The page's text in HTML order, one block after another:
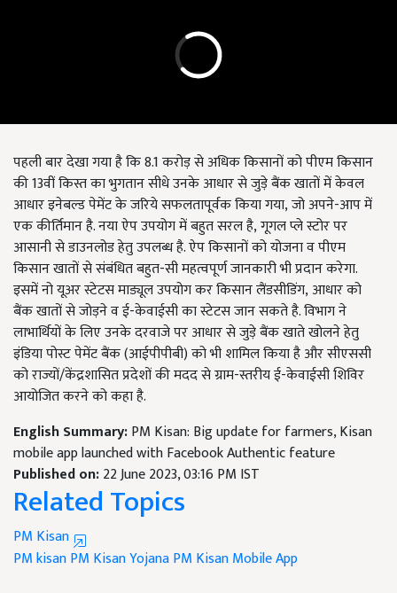
पहली बार देखा गया है कि 8.1 करोड़ से अधिक किसानों को पीएम किसान
की 13वीं किस्त का भुगतान सीधे उनके आधार से जुड़े बैंक खातों में केवल
आधार इनेबल्ड पेमेंट के जरिये सफलतापूर्वक किया गया,जो अपने-आप में
एक कीर्तिमान है. नया ऐप उपयोग में बहुत सरल है,गूगल प्ले स्टोर पर
आसानी से डाउनलोड हेतु उपलब्ध है. ऐप किसानों को योजना व पीएम
किसान खातों से संबंधित बहुत-सी महत्वपूर्ण जानकारी भी प्रदान करेगा.
इसमें नो यूअर स्टेटस माड्यूल उपयोग कर किसान लैंडसीडिंग,आधार को
बैंक खातों से जोड़ने व ई-केवाईसी का स्टेटस जान सकते है. विभाग ने
लाभार्थियों के लिए उनके दरवाजे पर आधार से जुड़े बैंक खाते खोलने हेतु
इंडिया पोस्ट पेमेंट बैंक (आईपीपीबी) को भी शामिल किया है और सीएससी
को राज्यों/केंद्रशासित प्रदेशों की मदद से ग्राम-स्तरीय ई-केवाईसी शिविर
आयोजित करने को कहा है.
English Summary:PM Kisan: Big update for farmers, Kisan
mobile app launched with Facebook Authentic feature
Published on:22 June 2023, 03:16 PM IST
Related Topics
PM Kisan
PM kisanPM Kisan YojanaPM Kisan Mobile App